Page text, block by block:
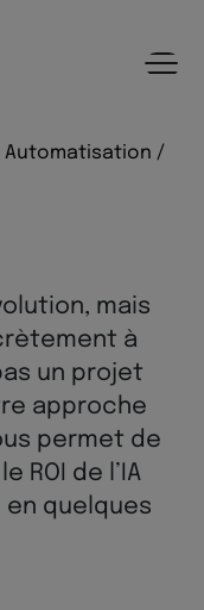
Automatisation /
mais
à
un projet
approche
permet de
ROI de l’IA
en quelques